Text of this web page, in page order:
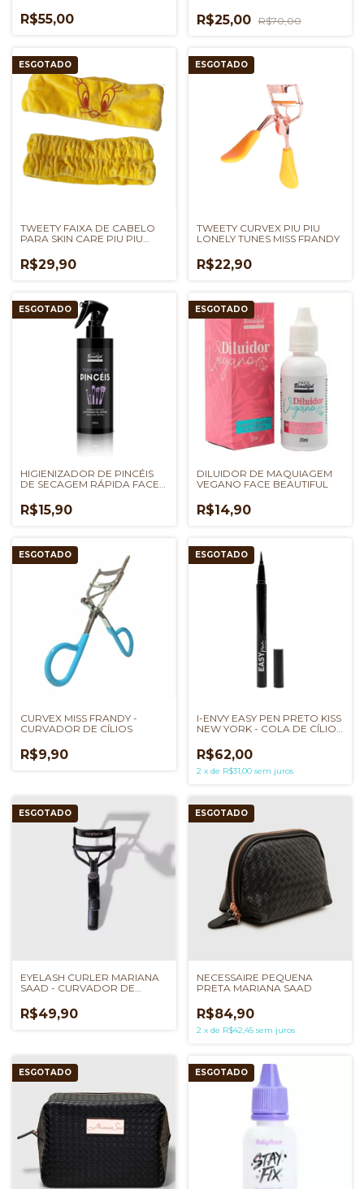
R$55,00 R$25,00 R$70,00
ESGOTADO
TWEETY FAIXA DE CABELO
PARA SKIN CARE PIU PIU
R$29,90
ESGOTADO
TWEETY CURVEX PIU PIU
LONELY TUNES MISS FRANDY
R$22,90
ESGOTADO
HIGIENIZADOR DE PINCÉIS
DE SECAGEM RÁPIDA FACE
R$15,90
ESGOTADO
DILUIDOR DE MAQUIAGEM
VEGANO FACE BEAUTIFUL
R$14,90
ESGOTADO
CURVEX MISS FRANDY -
CURVADOR DE CÍLIOS
R$9,90
ESGOTADO
I-ENVY EASY PEN PRETO KISS
NEW YORK - COLA DE CÍLIOS
R$62,00
2 x de R$31,00 sem juros
ESGOTADO
EYELASH CURLER MARIANA
SAAD - CURVADOR DE
R$49,90
ESGOTADO
NECESSAIRE PEQUENA
PRETA MARIANA SAAD
R$84,90
2 x de R$42,45 sem juros
ESGOTADO ESGOTADO